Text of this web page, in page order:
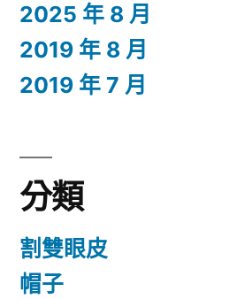
2025 年 8 月
2019 年 8 月
2019 年 7 月
分類
割雙眼皮
帽子